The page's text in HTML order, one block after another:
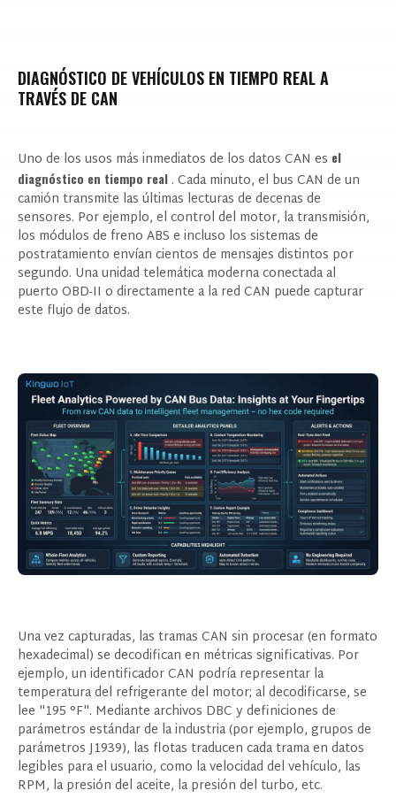
DIAGNÓSTICO DE VEHÍCULOS EN TIEMPO REAL A
TRAVÉS DE CAN
Uno de los usos más inmediatos de los datos CAN es el
diagnóstico en tiempo real . Cada minuto, el bus CAN de un
camión transmite las últimas lecturas de decenas de
sensores. Por ejemplo, el control del motor, la transmisión,
los módulos de freno ABS e incluso los sistemas de
postratamiento envían cientos de mensajes distintos por
segundo. Una unidad telemática moderna conectada al
puerto OBD-II o directamente a la red CAN puede capturar
este flujo de datos.
Una vez capturadas, las tramas CAN sin procesar (en formato
hexadecimal) se decodifican en métricas significativas. Por
ejemplo, un identificador CAN podría representar la
temperatura del refrigerante del motor; al decodificarse, se
lee "195 °F". Mediante archivos DBC y definiciones de
parámetros estándar de la industria (por ejemplo, grupos de
parámetros J1939), las flotas traducen cada trama en datos
legibles para el usuario, como la velocidad del vehículo, las
RPM, la presión del aceite, la presión del turbo, etc.
Doy mi consentimiento para recibir
actualizaciones sobre productos y eventos de
nuestro sitio web, y otorgo dicho
consentimiento de acuerdo con nuestra
Política de Privacidad.